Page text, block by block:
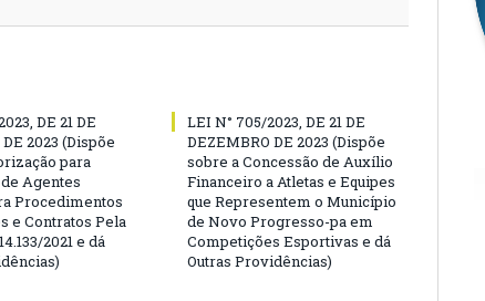
DE 21 DE
2023 (Dispõe
para
Agentes
Procedimentos
e Contratos Pela
2021 e dá
LEI N° 705/2023, DE 21 DE
DEZEMBRO DE 2023 (Dispõe
sobre a Concessão de Auxílio
Financeiro a Atletas e Equipes
que Representem o Município
de Novo Progresso-pa em
Competições Esportivas e dá
Outras Providências)